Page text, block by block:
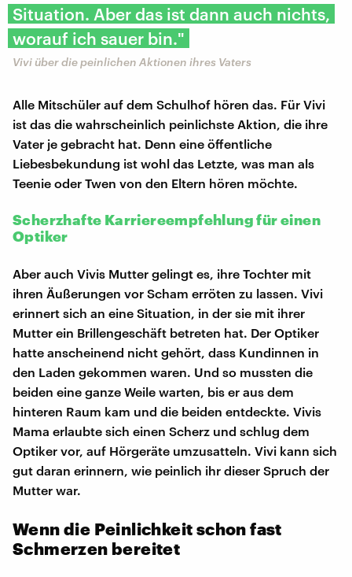
Situation. Aber das ist dann auch nichts,
worauf ich sauer bin."
Vivi über die peinlichen Aktionen ihres Vaters
Alle Mitschüler auf dem Schulhof hören das. Für Vivi
ist das die wahrscheinlich peinlichste Aktion, die ihre
Vater je gebracht hat. Denn eine öffentliche
Liebesbekundung ist wohl das Letzte, was man als
Teenie oder Twen von den Eltern hören möchte.
Scherzhafte Karriereempfehlung für einen
Optiker
Aber auch Vivis Mutter gelingt es, ihre Tochter mit
ihren Äußerungen vor Scham erröten zu lassen. Vivi
erinnert sich an eine Situation, in der sie mit ihrer
Mutter ein Brillengeschäft betreten hat. Der Optiker
hatte anscheinend nicht gehört, dass Kundinnen in
den Laden gekommen waren. Und so mussten die
beiden eine ganze Weile warten, bis er aus dem
hinteren Raum kam und die beiden entdeckte. Vivis
Mama erlaubte sich einen Scherz und schlug dem
Optiker vor, auf Hörgeräte umzusatteln. Vivi kann sich
gut daran erinnern, wie peinlich ihr dieser Spruch der
Mutter war.
Wenn die Peinlichkeit schon fast
Schmerzen bereitet